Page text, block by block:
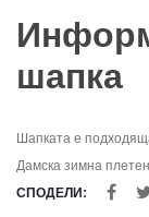
шапка
Шапката е
Дамска зимна
СПОДЕЛИ: